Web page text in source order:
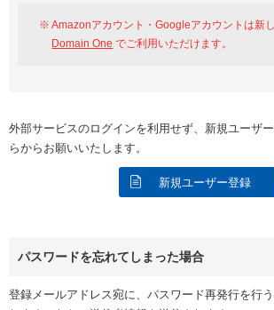
Amazonアカウント・Googleアカウントは新
Domain One でご利用いただけます。
外部サービスのログインを利用せず、新規ユーザ
らからお願いいたします。
新規ユーザー登録
パスワードを忘れてしまった場合
登録メールアドレス宛に、パスワード再発行を行